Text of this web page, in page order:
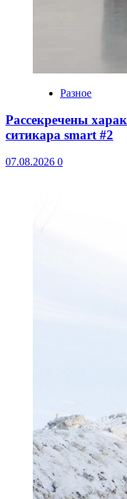
Разное
Рассекречены
ситикара smart #2
07.08.2026 0